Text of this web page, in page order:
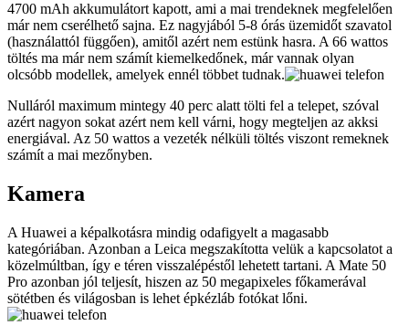
4700 mAh akkumulátort kapott, ami a mai trendeknek megfelelően
már nem cserélhető sajna. Ez nagyjából 5-8 órás üzemidőt szavatol
(használattól függően), amitől azért nem estünk hasra. A 66 wattos
töltés ma már nem számít kiemelkedőnek, már vannak olyan
olcsóbb modellek, amelyek ennél többet tudnak.
Nulláról maximum mintegy 40 perc alatt tölti fel a telepet, szóval
azért nagyon sokat azért nem kell várni, hogy megteljen az akksi
energiával. Az 50 wattos a vezeték nélküli töltés viszont remeknek
számít a mai mezőnyben.
Kamera
A Huawei a képalkotásra mindig odafigyelt a magasabb
kategóriában. Azonban a Leica megszakította velük a kapcsolatot a
közelmúltban, így e téren visszalépéstől lehetett tartani. A Mate 50
Pro azonban jól teljesít, hiszen az 50 megapixeles főkamerával
sötétben és világosban is lehet épkézláb fotókat lőni.